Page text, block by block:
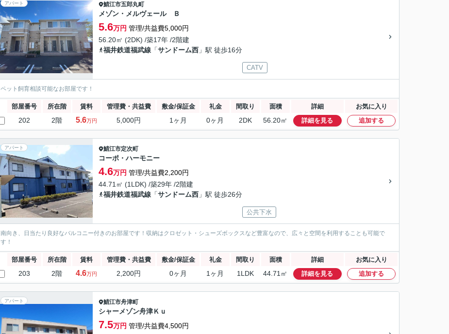
アパート 鯖江市五郎丸町
メゾン・メルヴェール Ｂ
5.6万円 管理/共益費5,000円
56.20㎡ (2DK) /築17年 /2階建
福井鉄道福武線 「サンドーム西 」駅 徒歩16分
CATV
ペット飼育相談可能なお部屋です！
部屋番号 所在階 賃料 管理費・共益費 敷金/保証金 礼金 間取り 面積 詳細 お気に入り
202 2階 5.6万円 5,000円 1ヶ月 0ヶ月 2DK 56.20㎡ 詳細を見る 追加する
アパート 鯖江市定次町
コーポ・ハーモニー
4.6万円 管理/共益費2,200円
44.71㎡ (1LDK) /築29年 /2階建
福井鉄道福武線 「サンドーム西 」駅 徒歩26分
公共下水
南向き、日当たり良好なバルコニー付きのお部屋です！収納はクロゼット・シューズボックスなど豊富なので、広々と空間を利用することも可能で
す！
部屋番号 所在階 賃料 管理費・共益費 敷金/保証金 礼金 間取り 面積 詳細 お気に入り
203 2階 4.6万円 2,200円 0ヶ月 1ヶ月 1LDK 44.71㎡ 詳細を見る 追加する
アパート 鯖江市舟津町
シャーメゾン舟津Ｋｕ
7.5万円 管理/共益費4,500円